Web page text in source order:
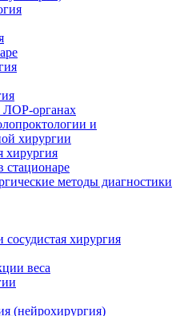
органах
и
хирургии
хирургия
стационаре
методы диагностики
сосудистая хирургия
веса
(нейрохирургия)